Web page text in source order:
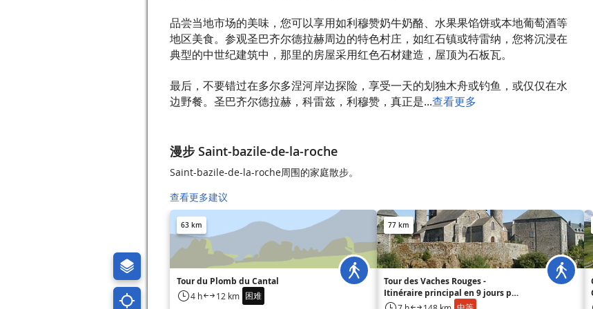
品尝当地市场的美味，您可以享用如利穆赞奶牛奶酪、水果果馅饼或本地葡萄酒等
地区美食。参观圣巴齐尔德拉赫周边的特色村庄，如红石镇或特雷纳，您将沉浸在
典型的中世纪建筑中，那里的房屋采用红色石材建造，屋顶为石板瓦。
最后，不要错过在多尔多涅河岸边探险，享受一天的划独木舟或钓鱼，或仅仅在水
边野餐。圣巴齐尔德拉赫，科雷兹，利穆赞，真正是...查看更多
漫步 Saint-bazile-de-la-roche
Saint-bazile-de-la-roche周围的家庭散步。
查看更多建议
63 km
Tour du Plomb du Cantal
4 h 12 km 困难
77 km
Tour des Vaches Rouges -
Itinéraire principal en 9 jours par
Vèze - Départ Allanche, Cantal